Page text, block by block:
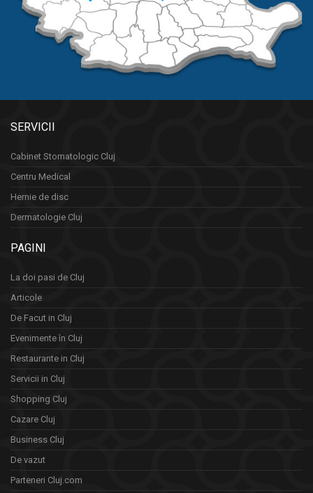
SERVICII
Cabinet Stomatologic Cluj
Centru Medical
Hernie de disc
Dermatologie Cluj
PAGINI
La doi pasi de Cluj
Articole
De Facut in Cluj
Evenimente în Cluj
Restaurante in Cluj
Servicii in Cluj
Shopping Cluj
Cazare Cluj
Business Cluj
De vazut
Parteneri Cluj.com